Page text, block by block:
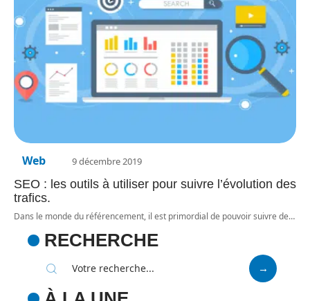
Web 9 décembre 2019
SEO : les outils à utiliser pour suivre l’évolution des
trafics.
Dans le monde du référencement, il est primordial de pouvoir suivre de…
RECHERCHE